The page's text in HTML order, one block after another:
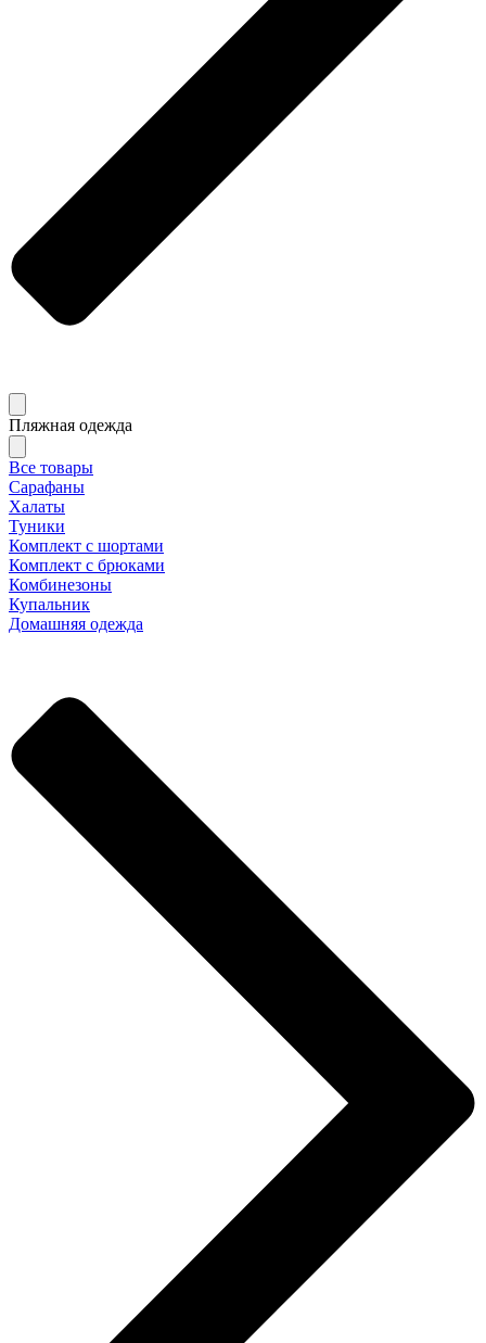
Пляжная одежда
Все товары
Сарафаны
Халаты
Туники
Комплект с шортами
Комплект с брюками
Комбинезоны
Купальник
Домашняя одежда